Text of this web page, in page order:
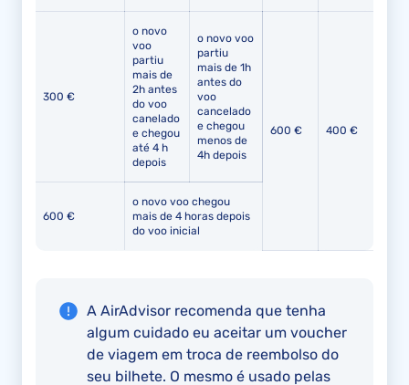
300 €
o novo
voo
partiu
mais de
2h antes
do voo
canelado
e chegou
até 4 h
depois
o novo voo
partiu
mais de 1h
antes do
voo
cancelado
e chegou
menos de
4h depois
600 € 400 €
600 €
o novo voo chegou
mais de 4 horas depois
do voo inicial
A AirAdvisor recomenda que tenha
algum cuidado eu aceitar um voucher
de viagem em troca de reembolso do
seu bilhete. O mesmo é usado pelas